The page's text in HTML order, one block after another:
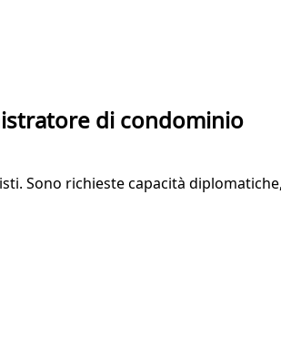
di condominio
Sono richieste capacità